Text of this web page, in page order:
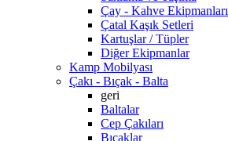
Çay - Kahve Ekipmanları
Çatal Kaşık Setleri
Kartuşlar / Tüpler
Diğer Ekipmanlar
Kamp Mobilyası
Çakı - Bıçak - Balta
geri
Baltalar
Cep Çakıları
Bıçaklar